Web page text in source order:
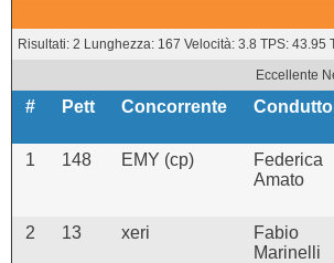
Risultati: 2 Lunghezza: 167 Velocità: 3.8 TPS: 43.95
Eccellente
# Pett Concorrente
1 148 EMY (cp)
Federica
Amato
2 13 xeri
Fabio
Marinelli